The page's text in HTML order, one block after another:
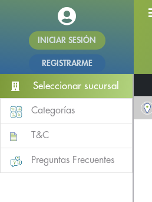
INICIAR SESIÓN
REGISTRARME
Seleccionar sucursal
Categorías
T&C
Preguntas Frecuentes